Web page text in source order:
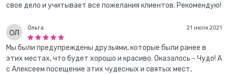
свое дело и учитывает все пожелания клиентов. Рекомендую!
21 июля 2021
Ольга
Мы были предупреждены друзьями, которые были ранее в
этих местах, что будет хорошо и красиво. Оказалось - Чудо! А
с Алексеем посещение этих чудесных и святых мест,